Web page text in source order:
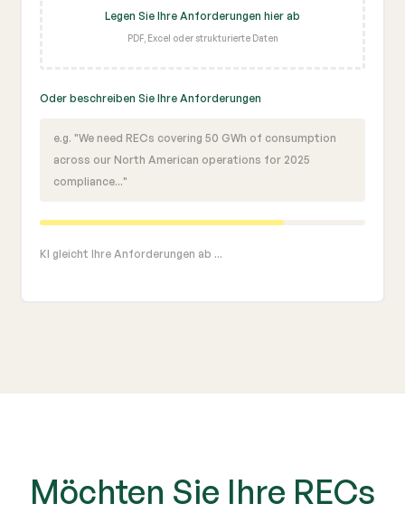
Legen Sie Ihre Anforderungen hier ab
PDF, Excel oder strukturierte Daten
Oder beschreiben Sie Ihre Anforderungen
e.g. "We need RECs covering 50 GWh of consumption
across our North American operations for 2025
compliance..."
KI gleicht Ihre Anforderungen ab ...
Möchten Sie Ihre RECs